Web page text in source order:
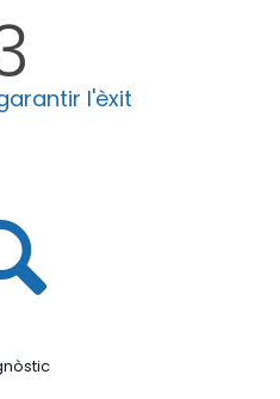
l'èxit